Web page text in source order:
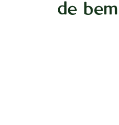
de